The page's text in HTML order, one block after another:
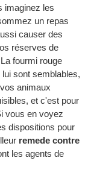
imaginez les
un repas
causer des
réserves de
fourmi rouge
sont semblables,
animaux
et c'est pour
vous en voyez
dispositions pour
remede contre
les agents de